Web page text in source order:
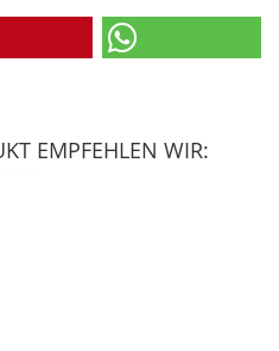
EMPFEHLEN WIR: